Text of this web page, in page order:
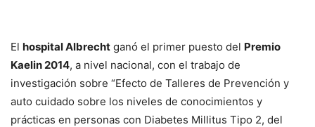
El hospital Albrecht ganó el primer puesto del Premio
Kaelin 2014, a nivel nacional, con el trabajo de
investigación sobre “Efecto de Talleres de Prevención y
auto cuidado sobre los niveles de conocimientos y
prácticas en personas con Diabetes Millitus Tipo 2, del